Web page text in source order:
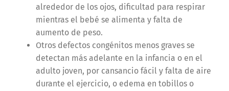
alrededor de los ojos, dificultad para respirar
mientras el bebé se alimenta y falta de
aumento de peso.
Otros defectos congénitos menos graves se
detectan más adelante en la infancia o en el
adulto joven, por cansancio fácil y falta de aire
durante el ejercicio, o edema en tobillos o